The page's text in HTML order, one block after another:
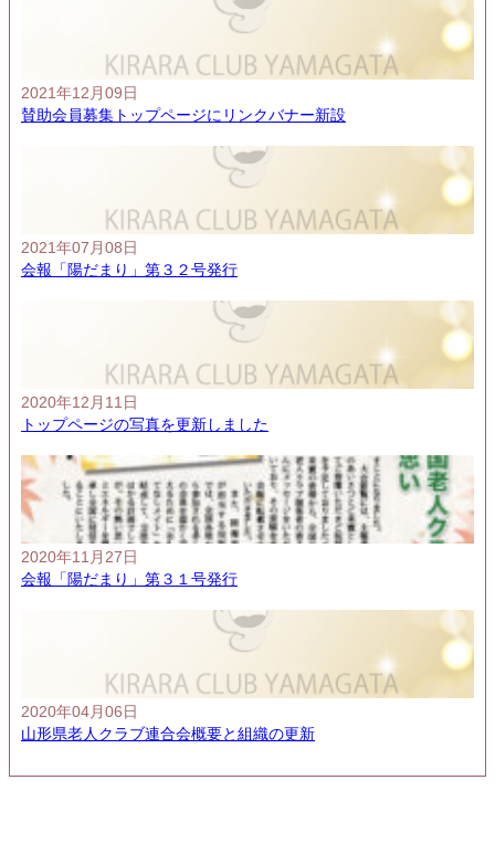
2021年12月09日
賛助会員募集トップページにリンクバナー新設
2021年07月08日
会報「陽だまり」第３２号発行
2020年12月11日
トップページの写真を更新しました
2020年11月27日
会報「陽だまり」第３１号発行
2020年04月06日
山形県老人クラブ連合会概要と組織の更新